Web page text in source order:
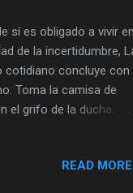
sí es obligado a vivir en
de la incertidumbre,
cotidiano concluye con
Toma la camisa de
el grifo de la ducha.
de su conciencia
READ